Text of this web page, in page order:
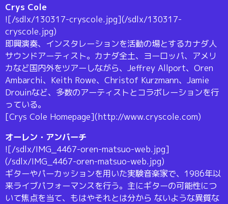
Crys Cole
![/sdlx/130317-cryscole.jpg](/sdlx/130317-
cryscole.jpg)
即興演奏、インスタレーションを活動の場とするカナダ人
サウンドアーティスト。カナダ全土、ヨーロッパ、アメリ
カなど国内外をツアーしながら、Jeffrey Allport、Oren
Ambarchi、Keith Rowe、Christof Kurzmann、Jamie
Drouinなど、多数のアーティストとコラボレーションを行
っている。
[Crys Cole Homepage](http://www.cryscole.com)
オーレン・アンバーチ
![/sdlx/IMG_4467-oren-matsuo-web.jpg]
(/sdlx/IMG_4467-oren-matsuo-web.jpg)
ギターやパーカッションを用いた実験音楽家で、1986年以
来ライブパフォーマンスを行う。主にギターの可能性につ
いて焦点を当て、もはやそれとは分から ないような異質な